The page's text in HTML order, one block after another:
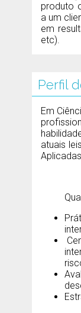
produto
a um
em
etc).
Perfil
Em
atuais